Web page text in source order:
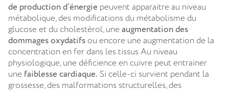
de production d’énergie peuvent apparaitre au niveau
métabolique, des modifications du métabolisme du
glucose et du cholestérol, une augmentation des
dommages oxydatifs ou encore une augmentation de la
concentration en fer dans les tissus Au niveau
physiologique, une déficience en cuivre peut entrainer
une faiblesse cardiaque. Si celle-ci survient pendant la
grossesse, des malformations structurelles, des